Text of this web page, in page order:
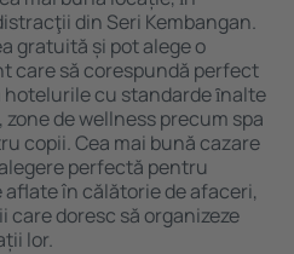
din Seri Kembangan.
gratuită și pot alege o
care să corespundă perfect
hotelurile cu standarde ȋnalte
de wellness precum spa
copii. Cea mai bună cazare
perfectă pentru
în călătorie de afaceri,
doresc să organizeze
lor.